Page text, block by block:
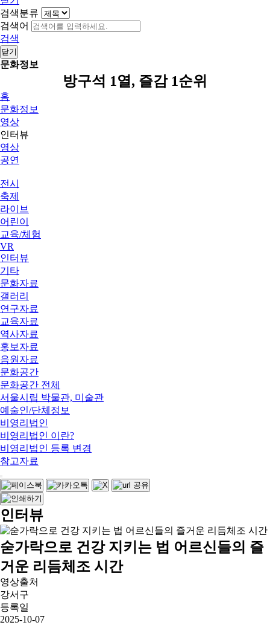
검색분류
검색어
검색
닫기
문화정보
방구석 1열, 즐감 1순위
홈
문화정보
영상
인터뷰
영상
공연
전시
축제
라이브
어린이
교육/체험
VR
인터뷰
기타
문화자료
갤러리
연구자료
교육자료
역사자료
홍보자료
음원자료
문화공간
문화공간 전체
서울시립 박물관, 미술관
예술인/단체정보
비영리법인
비영리법인 이란?
비영리법인 등록 변경
참고자료
인터뷰
숟가락으로 건강 지키는 법 어르신들의 즐
거운 리듬체조 시간
영상출처
강서구
등록일
2025-10-07